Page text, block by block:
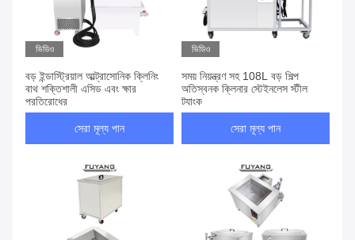
ভিডিও
বড় ইন্ডাস্ট্রিয়াল আল্ট্রাসোনিক ক্লিনিং
বাথ শক্তিশালী এসিড এবং ক্ষার
প্রতিরোধের
সেরা মূল্য পান
ভিডিও
সময় নিয়ন্ত্রণ সহ 108L বড় শিল্প
অতিস্বনক ক্লিনার স্টেইনলেস স্টীল
ট্যাংক
সেরা মূল্য পান